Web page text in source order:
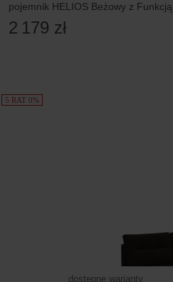
pojemnik HELIOS Beżowy z Funkcją
spania
2 179 zł
5 RAT 0%
dostępne warianty